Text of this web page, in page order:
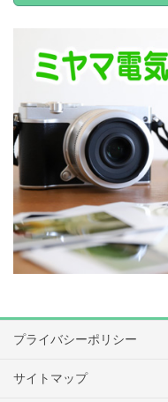
プライバシーポリシー
サイトマップ